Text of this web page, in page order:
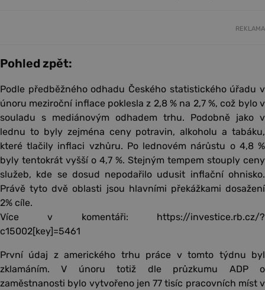
REKLAMA
Pohled zpět:
Podle předběžného odhadu Českého statistického úřadu v
únoru meziroční inflace poklesla z 2,8 % na 2,7 %, což bylo v
souladu s mediánovým odhadem trhu. Podobně jako v
lednu to byly zejména ceny potravin, alkoholu a tabáku,
které tlačily inflaci vzhůru. Po lednovém nárůstu o 4,8 %
byly tentokrát vyšší o 4,7 %. Stejným tempem stouply ceny
služeb, kde se dosud nepodařilo udusit inflační ohnisko.
Právě tyto dvě oblasti jsou hlavními překážkami dosažení
2% cíle.
Více v komentáři: https://investice.rb.cz/?
c15002[key]=5461
První údaj z amerického trhu práce v tomto týdnu byl
zklamáním. V únoru totiž dle průzkumu ADP o
zaměstnanosti bylo vytvořeno jen 77 tisíc pracovních míst v